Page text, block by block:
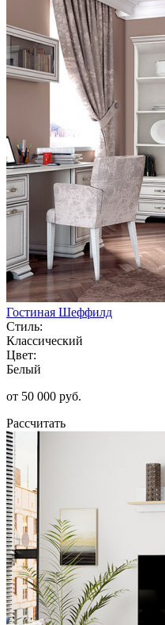
Гостиная Шеффилд
Стиль:
Классический
Цвет:
Белый
от 50 000 руб.
Рассчитать